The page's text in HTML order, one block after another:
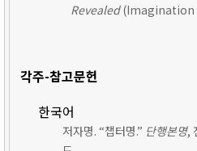
Revealed(Imagination
각주-참고문헌
한국어
저자명. “챕터명.” 단행본명,